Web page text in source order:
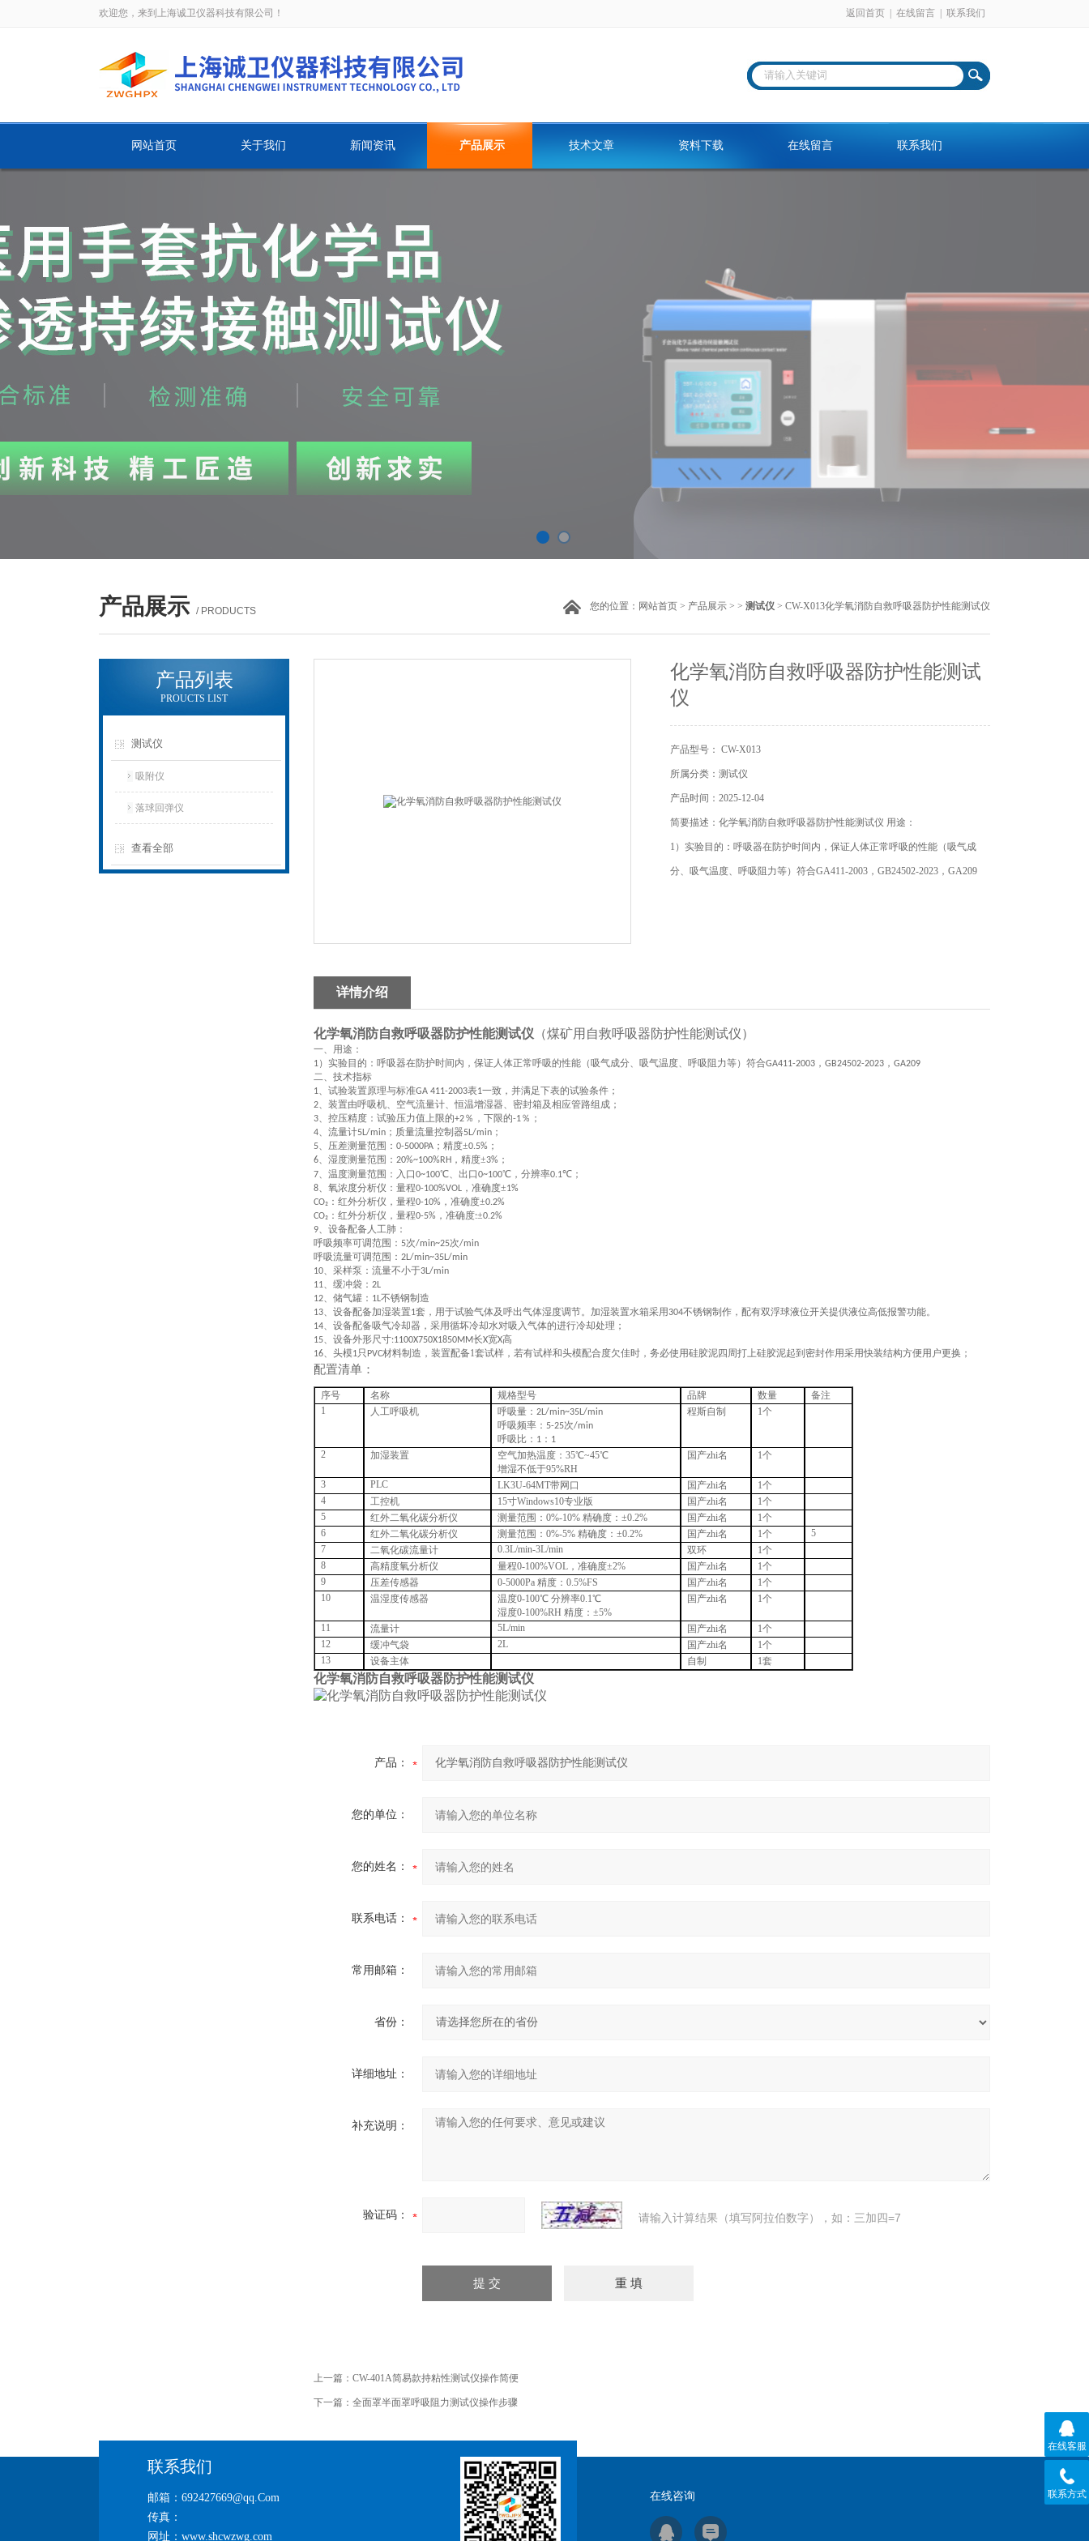
欢迎您，来到上海诚卫仪器科技有限公司！ 返回首页 在线留言 联系我们
网站首页 关于我们 新闻资讯 产品展示 技术文章 资料下载 在线留言 联系我们
产品展示 / PRODUCTS 您的位置： 网站首页 > 产品展示 > > 测试仪 > CW-X013化学氧消防自救呼吸器防护性能测试仪
产品列表
PROUCTS LIST
测试仪
吸附仪
落球回弹仪
查看全部
化学氧消防自救呼吸器防护性能测试
仪
产品型号： CW-X013
所属分类：测试仪
产品时间：2025-12-04
简要描述：化学氧消防自救呼吸器防护性能测试仪 用途：
1）实验目的：呼吸器在防护时间内，保证人体正常呼吸的性能（吸气成
分、吸气温度、呼吸阻力等）符合GA411-2003，GB24502-2023，GA209
详情介绍
化学氧消防自救呼吸器防护性能测试仪 （煤矿用自救呼吸器防护性能测试仪）
一、用途 ：
1）实验目的：呼吸器在防护时间内，保证人体正常呼吸的性能（吸气成分、吸气温度、呼吸阻力等）符合GA411-2003 ， GB24502-2023 ， GA209
二、技术指标
1、试验装置原理与标准GA 411-2003表1一致，并满足下表的试验条件；
2、装置由呼吸机、空气流量计、恒温增湿器、密封箱及相应管路组成；
3、控压精度：试验压力值上限的+2％，下限的-1％；
4、流量计5L/min ；质量流量控制器5L/min ；
5、压差测量范围： 0-5000PA ；精度±0.5% ；
6、湿度测量范围： 20%~100% RH ，精度±3% ；
7、温度测量范围：入口0~100℃、出口0~100℃，分辨率0.1℃；
8、氧浓度分析仪 ： 量程0-100%VOL ，准确度±1%
CO₂ ：红外分析仪 ，量程0-10% ， 准确度±0.2%
CO₂ ： 红外分析仪， 量程0-5% ，准确度:±0.2%
9、设备配备人工肺：
呼吸频率可调范围： 5次/min~25次/min
呼吸流量可调范围： 2L/min~35L/min
10、采样泵：流量不小于3L/min
11、 缓冲袋 ： 2L
12、 储气罐 ： 1L不锈钢制造
13、设备配备加湿装置1套，用于试验气体及呼出气体湿度调节。加湿装置水箱采用304不锈钢制作，配有双浮球液位开关提供液位高低报警功能。
14、设备配备吸气冷却器，采用循坏冷却水对吸入气体的进行冷却处理 ；
15、设备外形尺寸:1100X750X1850MM长X宽X高
16、头模1只 PVC材料制造， 装置配备1套试样， 若有试样和头模配合度欠佳时，务必使用硅胶泥四周打上硅胶泥起到密封作用采用快装结构方便用户更换 ；
配置清单：
序号 名称 规格型号 品牌 数量
备注
1
人工呼吸机 呼吸量： 2L/min~35L/min
呼吸频率： 5-25次/min
呼吸比： 1 ： 1
程斯自制 1个
2 加湿装置 空气加热温度： 35℃~45℃
增湿不低于95%RH
国产zhi名 1个
3 PLC LK3U-64MT带网口 国产zhi名 1个
4
工控机 15寸Windows10专业版 国产zhi名 1个
5
红外二氧化碳分析仪 测量范围： 0%-10% 精确度： ±0.2% 国产zhi名
1个
6
红外二氧化碳分析仪 测量范围： 0%-5% 精确度： ±0.2% 国产zhi名 1个
5
7
二氧化碳流量计 0.3L/min-3L/min 双环
1个
8
高精度氧分析仪 量程0-100%VOL，准确度±2% 国产zhi名
1个
9
压差传感器 0-5000Pa 精度：0.5%FS 国产zhi名
1个
10
温湿度传感器
温度0-100℃ 分辨率0.1℃
湿度0-100%RH 精度：±5%
国产zhi名 1个
11 流量计 5L/min 国产zhi名
1个
12
缓冲气袋 2L 国产zhi名
1个
13
设备主体 自制 1套
化学氧消防自救呼吸器防护性能测试仪
产品：
您的单位：
您的姓名：
联系电话：
常用邮箱：
省份：
详细地址：
补充说明：
验证码： 请输入计算结果（填写阿拉伯数字），如：三加四=7
上一篇： CW-401A简易款持粘性测试仪操作简便
下一篇： 全面罩半面罩呼吸阻力测试仪操作步骤
联系我们
邮箱：692427669@qq.Com
传真：
网址：www.shcwzwg.com
在线咨询
在线客服
联系方式